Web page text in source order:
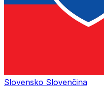
Slovensko Slovenčina